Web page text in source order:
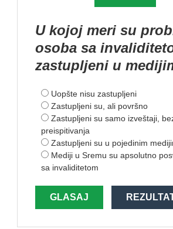
U kojoj meri su
osoba sa
zastupljeni u
Uopšte nisu zastupljeni
Zastupljeni su, ali površno
Zastupljeni su samo izveštaji,
preispitivanja
Zastupljeni su u pojedinim
Mediji u Sremu su apsolutno
sa invaliditetom
GLASAJ